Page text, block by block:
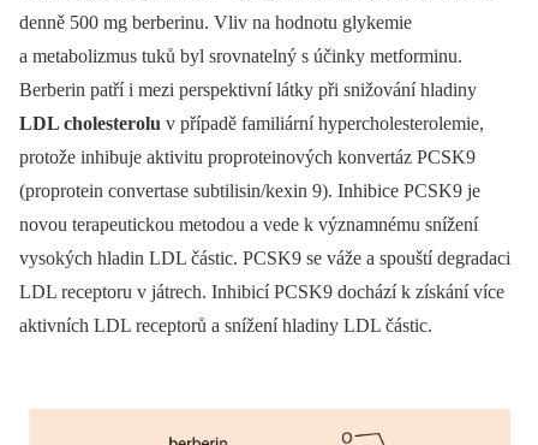
denně 500 mg berberinu. Vliv na hodnotu glykemie
a metabolizmus tuků byl srovnatelný s účinky metforminu.
Berberin patří i mezi perspektivní látky při snižování hladiny
LDL cholesterolu v případě familiární hypercholesterolemie,
protože inhibuje aktivitu proproteinových konvertáz PCSK9
(proprotein convertase subtilisin/kexin 9). Inhibice PCSK9 je
novou terapeutickou metodou a vede k významnému snížení
vysokých hladin LDL částic. PCSK9 se váže a spouští degradaci
LDL receptoru v játrech. Inhibicí PCSK9 dochází k získání více
aktivních LDL receptorů a snížení hladiny LDL částic.